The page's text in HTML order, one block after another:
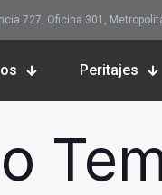
727, Oficina 301,
Peritajes